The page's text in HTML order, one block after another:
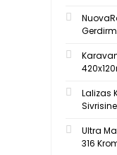
Lalizas
Ultra
316